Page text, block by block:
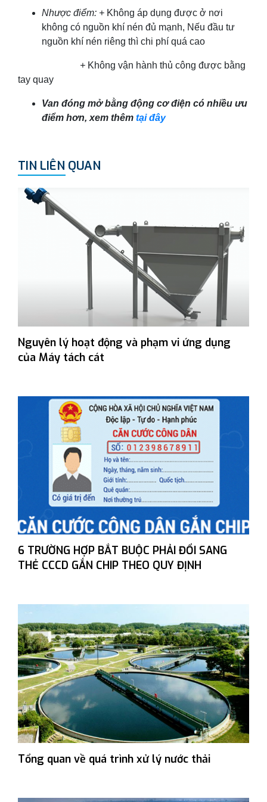
Nhược điểm: + Không áp dụng được ở nơi
không có nguồn khí nén đủ mạnh, Nếu đầu tư
nguồn khí nén riêng thì chi phí quá cao
+ Không vận hành thủ công được bằng
tay quay
Van đóng mở bằng động cơ điện có nhiều ưu
điểm hơn, xem thêm tại đây
TIN LIÊN QUAN
Nguyên lý hoạt động và phạm vi ứng dụng
của Máy tách cát
6 TRƯỜNG HỢP BẮT BUỘC PHẢI ĐỔI SANG
THẺ CCCD GẮN CHIP THEO QUY ĐỊNH
Tổng quan về quá trình xử lý nước thải